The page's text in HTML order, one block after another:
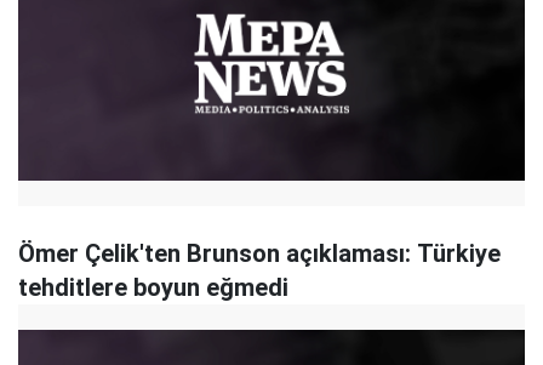
Ömer Çelik'ten Brunson açıklaması: Türkiye
tehditlere boyun eğmedi